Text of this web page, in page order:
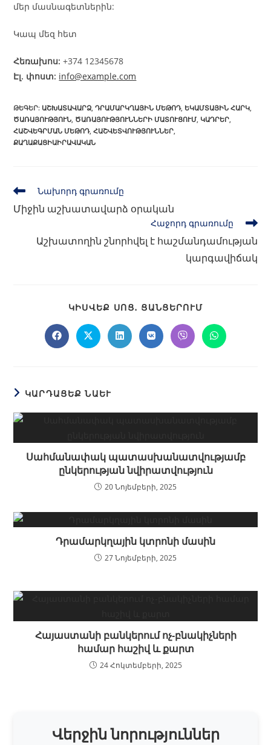
մեր մասնագետներին:
Կապ մեզ հետ
Հեռախոս: +374 12345678
Էլ. փոստ: info@example.com
ԹԵԳԵՐ: ԱՇԽԱՏԱՎԱՐՁ, ԴՐԱՄԱՐԿՂԱՅԻՆ ՄԵԹՈԴ, ԵԿԱՄՏԱՅԻՆ ՀԱՐԿ,
ԾԱՌԱՅՈՒԹՅՈՒՆ, ԾԱՌԱՅՈՒԹՅՈՒՆՆԵՐԻ ՄԱՏՈՒՑՈՒՄ, ԿԱԴՐԵՐ,
ՀԱՇՎԵԳՐՄԱՆ ՄԵԹՈԴ, ՀԱՇՎԵՏՎՈՒԹՅՈՒՆՆԵՐ,
ՔԱՂԱՔԱՑԻԱԻՐԱՎԱԿԱՆ
Նախորդ գրառումը
Միջին աշխատավարձ օրական
Հաջորդ գրառումը
Աշխատողին շնորհվել է հաշմանդամության
կարգավիճակ
ԿԻՍՎԵՔ ՍՈՑ․ ՑԱՆՑԵՐՈՒՄ
ԿԱՐԴԱՑԵՔ ՆԱԵՒ
Սահմանափակ պատասխանատվությամբ
ընկերության նվիրատվություն
20 Նոյեմբերի, 2025
Դրամարկղային կտրոնի մասին
27 Նոյեմբերի, 2025
Հայաստանի բանկերում ոչ‑բնակիչների
համար հաշիվ և քարտ
24 Հոկտեմբերի, 2025
Վերջին նորություններ